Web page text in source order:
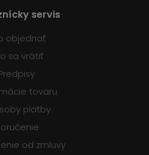
servis
objednať
sa vrátiť
tovaru
platby
od zmluvy